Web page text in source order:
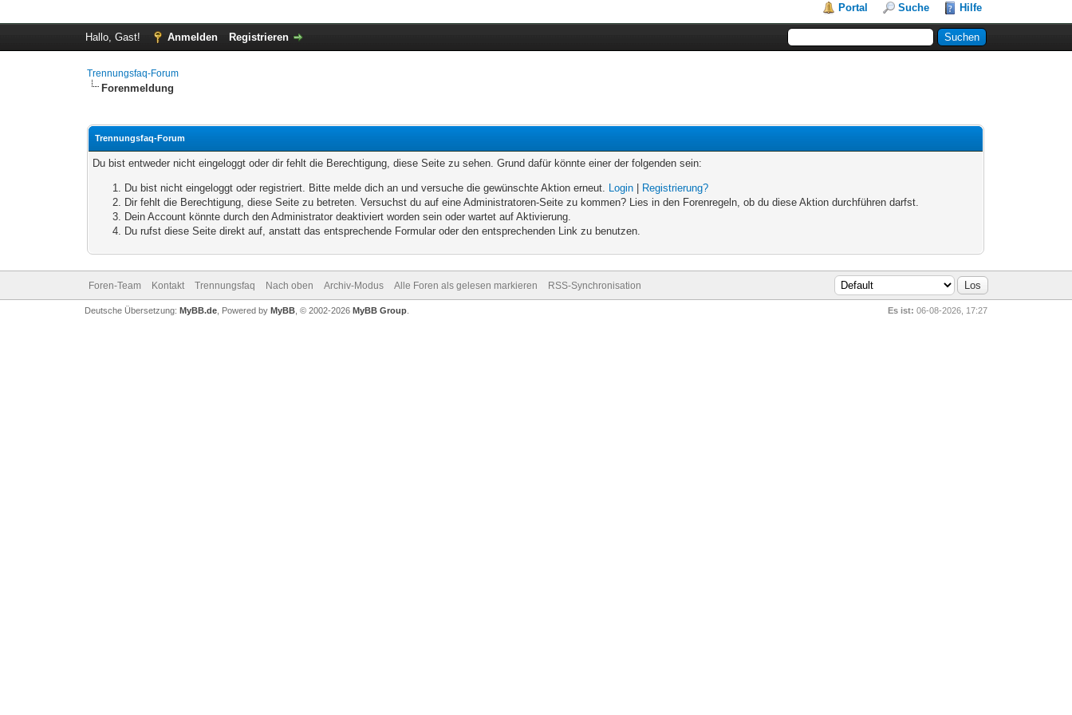
Portal Suche Hilfe
Hallo, Gast! Anmelden Registrieren
Trennungsfaq-Forum
Forenmeldung
Trennungsfaq-Forum
Du bist entweder nicht eingeloggt oder dir fehlt die Berechtigung, diese Seite zu sehen. Grund dafür könnte einer der folgenden sein:
Du bist nicht eingeloggt oder registriert. Bitte melde dich an und versuche die gewünschte Aktion erneut. Login
Registrierung?
Dir fehlt die Berechtigung, diese Seite zu betreten. Versuchst du auf eine Administratoren-Seite zu kommen? Lies in den Forenregeln, ob du diese Aktion durchführen darfst.
Dein Account könnte durch den Administrator deaktiviert worden sein oder wartet auf Aktivierung.
Du rufst diese Seite direkt auf, anstatt das entsprechende Formular oder den entsprechenden Link zu benutzen.
Foren-Team Kontakt Trennungsfaq Nach oben Archiv-Modus Alle Foren als gelesen markieren RSS-Synchronisation
Es ist: 06-08-2026, 17:27
Deutsche Übersetzung: MyBB.de, Powered by MyBB, © 2002-2026 MyBB Group.